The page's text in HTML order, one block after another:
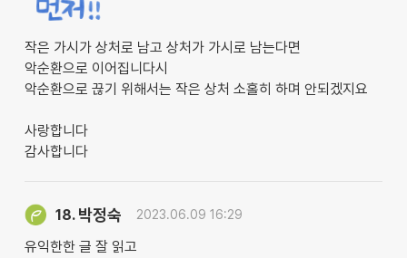
작은 가시가 상처로 남고 상처가 가시로 남는다면
악순환으로 이어집니다시
악순환으로 끊기 위해서는 작은 상처 소홀히 하며 안되겠지요
사랑합니다
감사합니다
18. 박정숙 2023.06.09 16:29
유익한한 글 잘 읽고